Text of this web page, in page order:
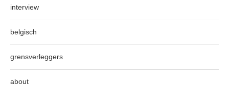
interview
belgisch
grensverleggers
about